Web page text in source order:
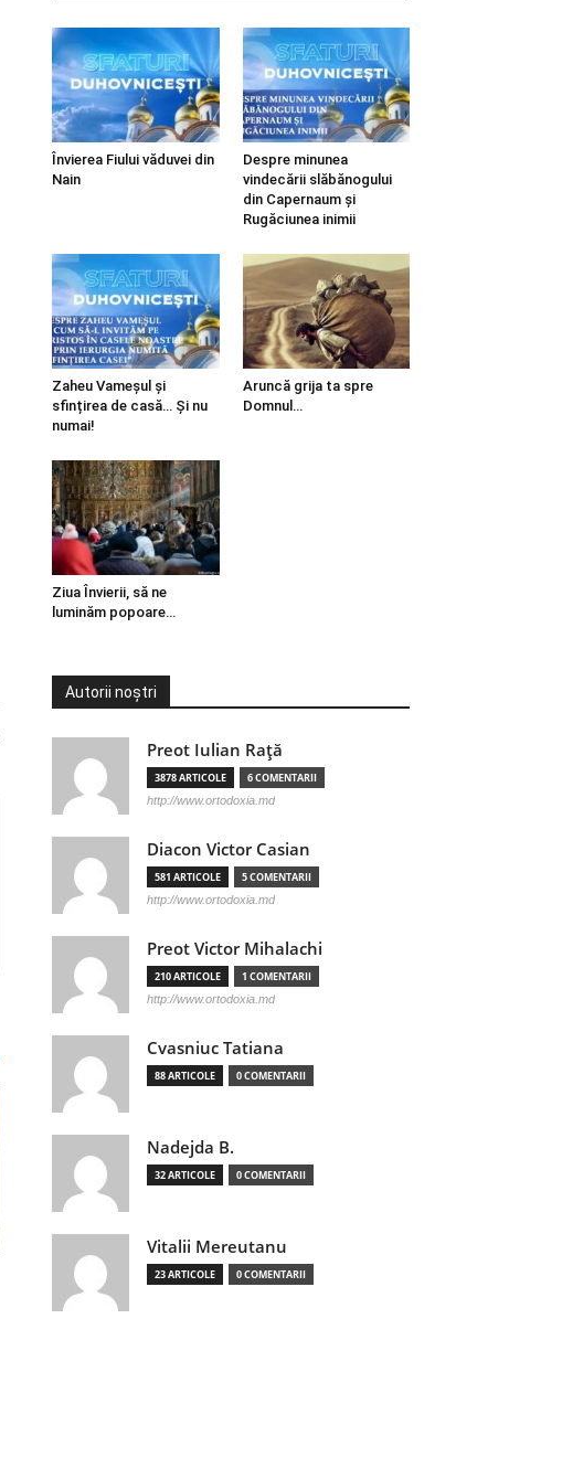
Învierea Fiului văduvei din
Nain
Despre minunea
vindecării slăbănogului
din Capernaum și
Rugăciunea inimii
Zaheu Vameșul și
sfințirea de casă… Și nu
numai!
Aruncă grija ta spre
Domnul…
Ziua Învierii, să ne
luminăm popoare…
Autorii noștri
Preot Iulian Raţă
3878 ARTICOLE 6 COMENTARII
http://www.ortodoxia.md
Diacon Victor Casian
581 ARTICOLE 5 COMENTARII
http://www.ortodoxia.md
Preot Victor Mihalachi
210 ARTICOLE 1 COMENTARII
http://www.ortodoxia.md
Cvasniuc Tatiana
88 ARTICOLE 0 COMENTARII
Nadejda B.
32 ARTICOLE 0 COMENTARII
Vitalii Mereutanu
23 ARTICOLE 0 COMENTARII